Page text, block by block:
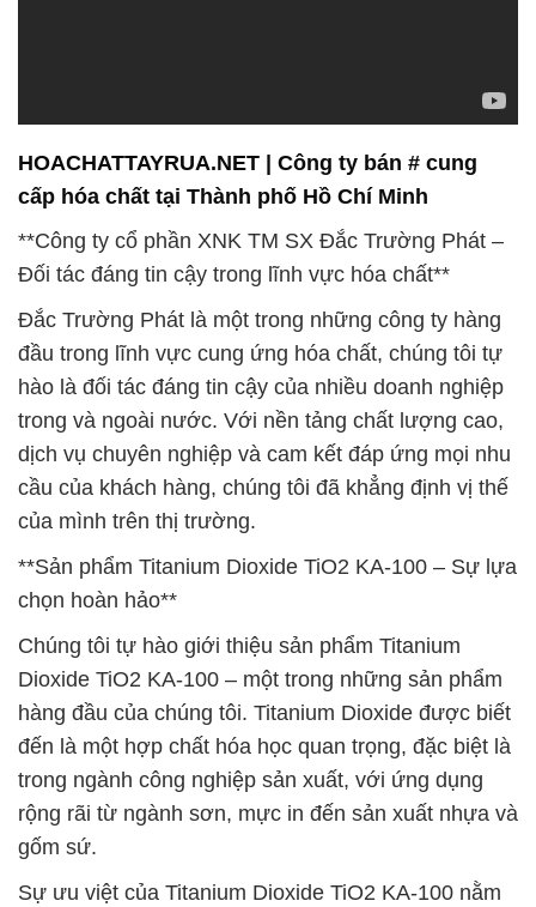
HOACHATTAYRUA.NET | Công ty bán # cung
cấp hóa chất tại Thành phố Hồ Chí Minh
**Công ty cổ phần XNK TM SX Đắc Trường Phát –
Đối tác đáng tin cậy trong lĩnh vực hóa chất**
Đắc Trường Phát là một trong những công ty hàng
đầu trong lĩnh vực cung ứng hóa chất, chúng tôi tự
hào là đối tác đáng tin cậy của nhiều doanh nghiệp
trong và ngoài nước. Với nền tảng chất lượng cao,
dịch vụ chuyên nghiệp và cam kết đáp ứng mọi nhu
cầu của khách hàng, chúng tôi đã khẳng định vị thế
của mình trên thị trường.
**Sản phẩm Titanium Dioxide TiO2 KA-100 – Sự lựa
chọn hoàn hảo**
Chúng tôi tự hào giới thiệu sản phẩm Titanium
Dioxide TiO2 KA-100 – một trong những sản phẩm
hàng đầu của chúng tôi. Titanium Dioxide được biết
đến là một hợp chất hóa học quan trọng, đặc biệt là
trong ngành công nghiệp sản xuất, với ứng dụng
rộng rãi từ ngành sơn, mực in đến sản xuất nhựa và
gốm sứ.
Sự ưu việt của Titanium Dioxide TiO2 KA-100 nằm